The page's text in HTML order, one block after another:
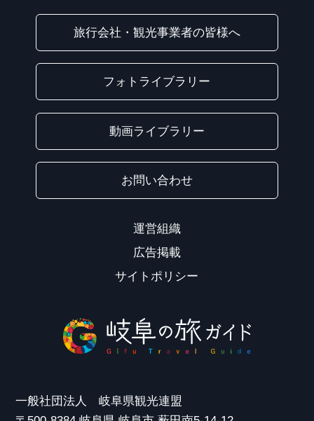
旅行会社・観光事業者の皆様へ
フォトライブラリー
動画ライブラリー
お問い合わせ
運営組織
広告掲載
サイトポリシー
一般社団法人 岐阜県観光連盟